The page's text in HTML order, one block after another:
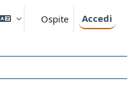
Ospite Accedi